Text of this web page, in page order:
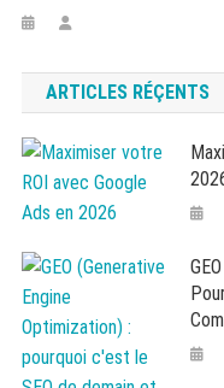
ARTICLES RÉÇENTS